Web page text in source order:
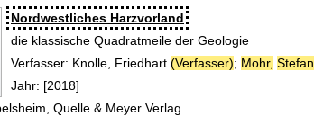
springen
Nordwestliches Harzvorland
die klassische Quadratmeile der Geologie
Verfasser: Knolle, Friedhart (Verfasser); Mohr, Stefan
Jahr: [2018]
Quelle & Meyer Verlag